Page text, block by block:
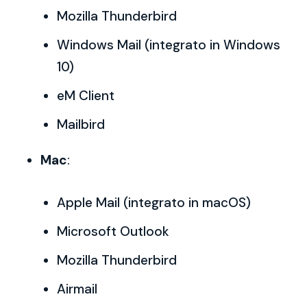
Mozilla Thunderbird
Windows Mail (integrato in Windows
10)
eM Client
Mailbird
Mac:
Apple Mail (integrato in macOS)
Microsoft Outlook
Mozilla Thunderbird
Airmail